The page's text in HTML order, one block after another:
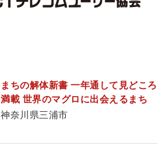
まちの解体新書 一年通して見どころ
満載 世界のマグロに出会えるまち
神奈川県三浦市